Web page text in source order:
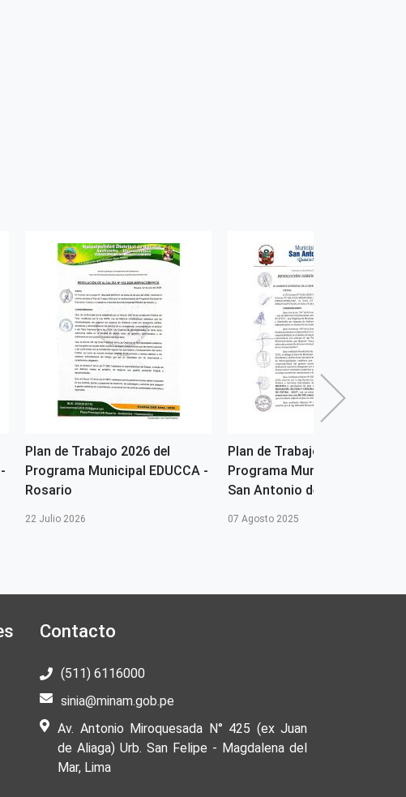
Plan de Trabajo 2026 del
Programa Municipal EDUCCA -
Rosario
22 Julio 2026
Plan de Trabajo 2025 del
Programa Municipal EDUCCA
San Antonio de Putina
07 Agosto 2025
Contacto
(511) 6116000
sinia@minam.gob.pe
Av. Antonio Miroquesada N° 425 (ex Juan
de Aliaga) Urb. San Felipe - Magdalena del
Mar, Lima